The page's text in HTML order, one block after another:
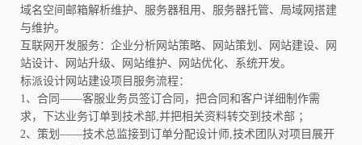
域名空间邮箱解析维护、服务器租用、服务器托管、局域网搭建
与维护。
互联网开发服务：企业分析网站策略、网站策划、网站建设、网
站设计、网站升级、网站维护、网站优化、系统开发。
标派设计网站建设项目服务流程：
1、合同——客服业务员签订合同，把合同和客户详细制作需
求，下达业务订单到技术部,并把相关资料转交到技术部 ；
2、策划——技术总监接到订单分配设计师,技术团队对项目展开